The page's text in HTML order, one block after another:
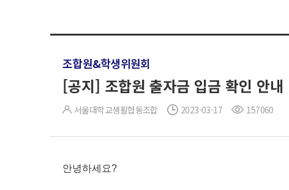
조합원&학생위원회
[공지] 조합원 출자금 입금 확인 안내
서울대학교생활협동조합 2023-03-17 157060
안녕하세요?